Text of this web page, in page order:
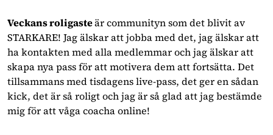
Veckans roligasteär communityn som det blivit av
STARKARE! Jag älskar att jobba med det, jag älskar att
ha kontakten med alla medlemmar och jag älskar att
skapa nya pass för att motivera dem att fortsätta. Det
tillsammans med tisdagens live-pass, det ger en sådan
kick, det är så roligt och jag är så glad att jag bestämde
mig för att våga coacha online!